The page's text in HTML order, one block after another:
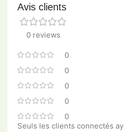
Avis clients
0 reviews
0
0
0
0
0
Seuls les clients connectés